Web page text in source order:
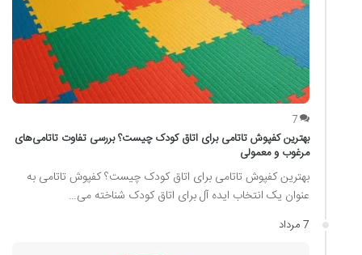
7
بهترین کفپوش تاتامی برای اتاق کودک چیست؟ بررسی تفاوت تاتامی‌های
مرغوب و معمولی
بهترین کفپوش تاتامی برای اتاق کودک چیست؟ کفپوش تاتامی به
عنوان یک انتخاب ایده آل برای اتاق کودک شناخته می…
7 مرداد